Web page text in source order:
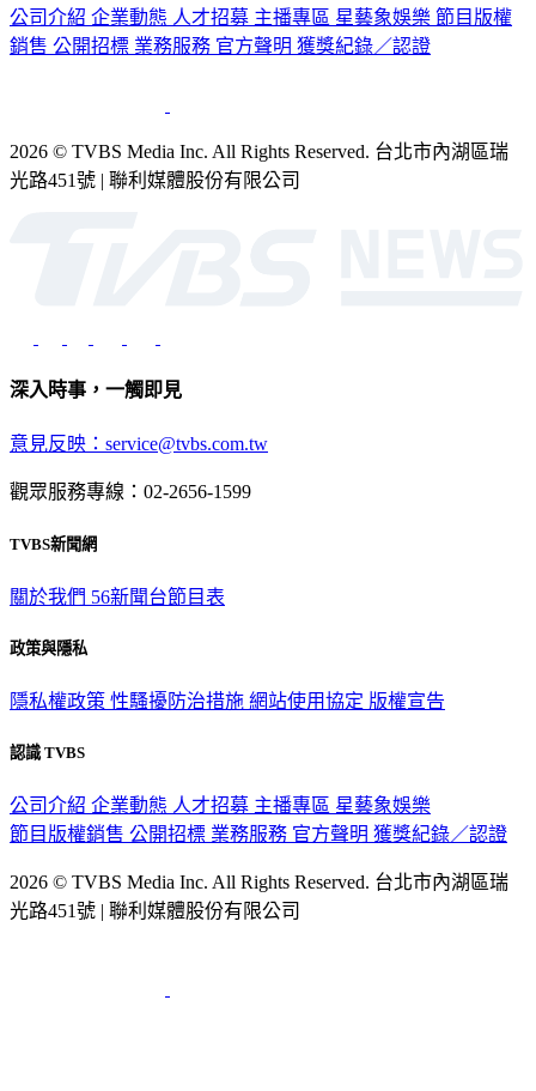
公司介紹 企業動態 人才招募 主播專區 星藝象娛樂 節目版權
銷售 公開招標 業務服務 官方聲明 獲獎紀錄／認證
2026 © TVBS Media Inc. All Rights Reserved. 台北市內湖區瑞
光路451號 | 聯利媒體股份有限公司
深入時事，一觸即見
意見反映：service@tvbs.com.tw
觀眾服務專線：02-2656-1599
TVBS新聞網
關於我們 56新聞台節目表
政策與隱私
隱私權政策 性騷擾防治措施 網站使用協定 版權宣告
認識 TVBS
公司介紹 企業動態 人才招募 主播專區 星藝象娛樂
節目版權銷售 公開招標 業務服務 官方聲明 獲獎紀錄／認證
2026 © TVBS Media Inc. All Rights Reserved. 台北市內湖區瑞
光路451號 | 聯利媒體股份有限公司